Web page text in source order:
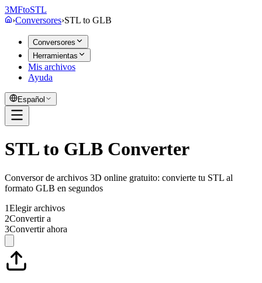
3MFtoSTL
›Conversores›STL to GLB
Conversores
Herramientas
Mis archivos
Ayuda
Español
STL to GLB Converter
Conversor de archivos 3D online gratuito: convierte tu STL al
formato GLB en segundos
1Elegir archivos
2Convertir a
3Convertir ahora